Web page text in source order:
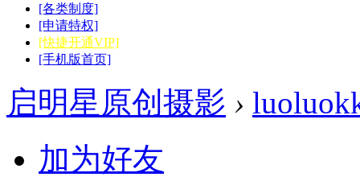
[各类制度]
[申请特权]
[快捷开通VIP]
[手机版首页]
启明星原创摄影 ›
加为好友